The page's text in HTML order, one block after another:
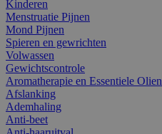
Kinderen
Menstruatie Pijnen
Mond Pijnen
Spieren en gewrichten
Volwassen
Gewichtscontrole
Aromatherapie en Essentiele Olien
Afslanking
Ademhaling
Anti-beet